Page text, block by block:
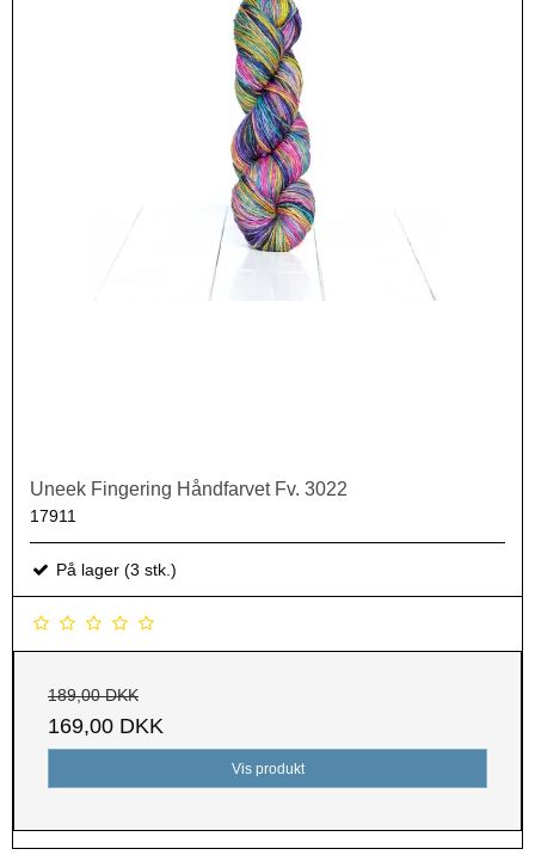
Uneek Fingering Håndfarvet Fv. 3022
17911
På lager (3 stk.)
189,00 DKK
169,00 DKK
Vis produkt